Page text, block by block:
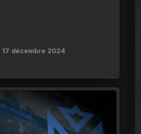
17 décembre 2024